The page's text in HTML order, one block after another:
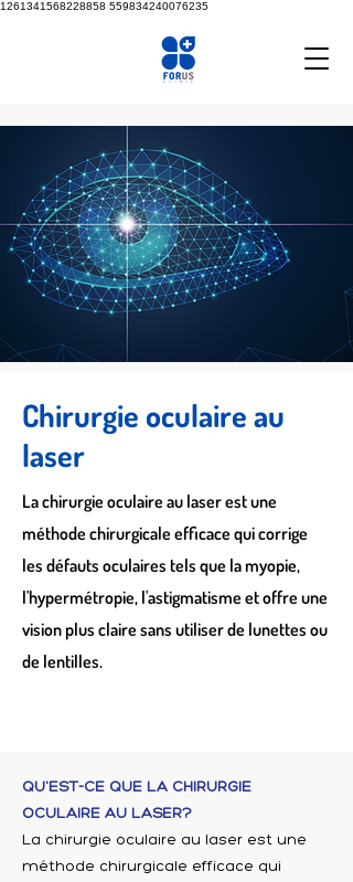
1261341568228858 559834240076235
Chirurgie oculaire au
laser
La chirurgie oculaire au laser est une
méthode chirurgicale efficace qui corrige
les défauts oculaires tels que la myopie,
l'hypermétropie, l'astigmatisme et offre une
vision plus claire sans utiliser de lunettes ou
de lentilles.
QU'EST-CE QUE LA CHIRURGIE
OCULAIRE AU LASER?
La chirurgie oculaire au laser est une
méthode chirurgicale efficace qui